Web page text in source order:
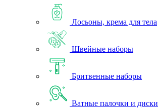
Лосьоны, крема для тела
Швейные наборы
Бритвенные наборы
Ватные палочки и диски